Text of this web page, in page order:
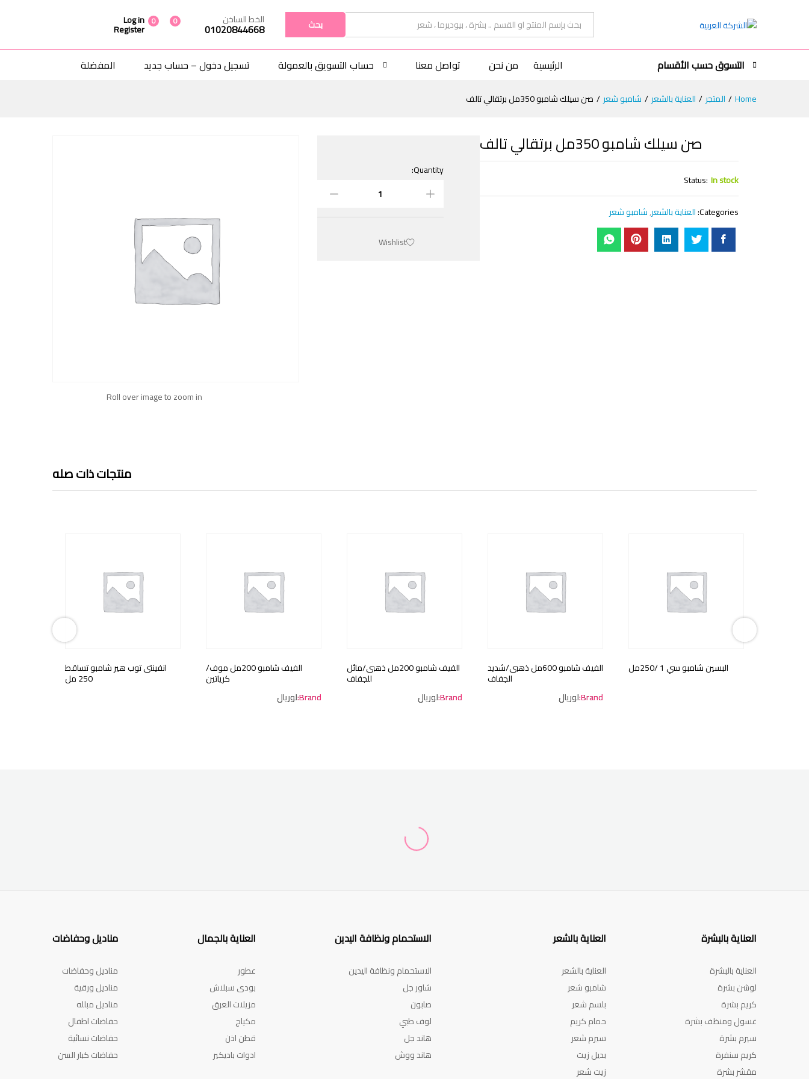
الكل بحث الخط الساخن
01020844668
0
0
Log in
Register
التسوق حسب الأقسام الرئيسية من نحن تواصل معنا حساب التسويق بالعمولة تسجيل دخول – حساب جديد المفضلة
Home
/ المتجر / العناية بالشعر / شامبو شعر / صن سيلك شامبو 350مل برتقالي تالف
Roll over image to zoom in
صن سيلك شامبو 350مل برتقالي تالف
Status: In stock
Categories: العناية بالشعر,شامبو شعر
Quantity:
Wishlist
منتجات ذات صله
البسين شامبو سي 1 /250مل الفيف شامبو 600مل ذهبى/شديد
الجفاف
Brand:لوريال
الفيف شامبو 200مل ذهبى/مائل
للجفاف
Brand:لوريال
الفيف شامبو 200مل موف/
كرياتين
Brand:لوريال
انفينتى توب هير شامبو تساقط
250 مل
العناية بالبشرة
العناية بالبشرة
لوشن بشرة
كريم بشرة
غسول ومنظف بشرة
سيرم بشرة
كريم سنفرة
مقشر بشرة
العناية بالشعر
العناية بالشعر
شامبو شعر
بلسم شعر
حمام كريم
سيرم شعر
بديل زيت
زيت شعر
الاستحمام ونظافة اليدين
الاستحمام ونظافة اليدين
شاور جل
صابون
لوف طبي
هاند جل
هاند ووش
العناية بالجمال
عطور
بودى سبلاش
مزيلات العرق
مكياج
قطن اذن
ادوات باديكير
مناديل وحفاضات
مناديل وحفاضات
مناديل ورقية
مناديل مبلله
حفاضات اطفال
حفاضات نسائية
حفاضات كبار السن